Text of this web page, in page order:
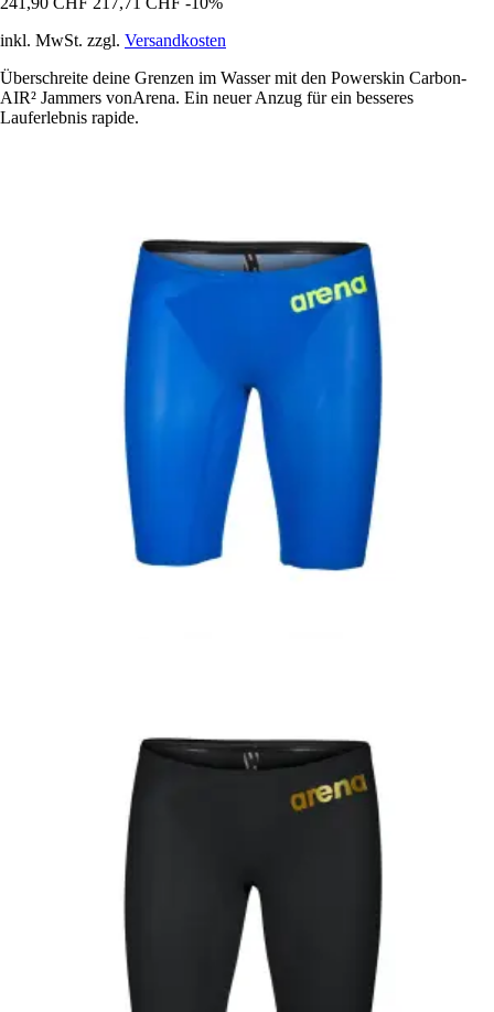
inkl. MwSt. zzgl. Versandkosten
Überschreite deine Grenzen im Wasser mit den Powerskin Carbon-
AIR² Jammers vonArena. Ein neuer Anzug für ein besseres
Lauferlebnis rapide.